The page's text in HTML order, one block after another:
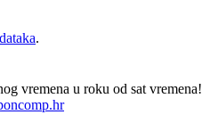
.
vremena u roku od sat vremena!